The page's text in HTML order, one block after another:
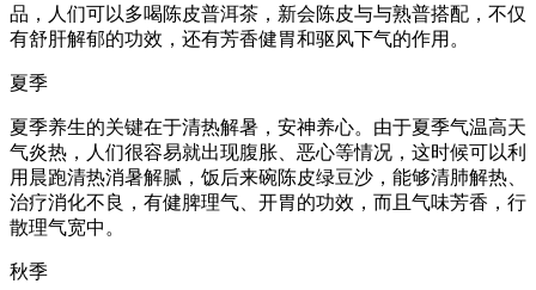
品，人们可以多喝陈皮普洱茶，新会陈皮与与熟普搭配，不仅
有舒肝解郁的功效，还有芳香健胃和驱风下气的作用。
夏季
夏季养生的关键在于清热解暑，安神养心。由于夏季气温高天
气炎热，人们很容易就出现腹胀、恶心等情况，这时候可以利
用晨跑清热消暑解腻，饭后来碗陈皮绿豆沙，能够清肺解热、
治疗消化不良，有健脾理气、开胃的功效，而且气味芳香，行
散理气宽中。
秋季